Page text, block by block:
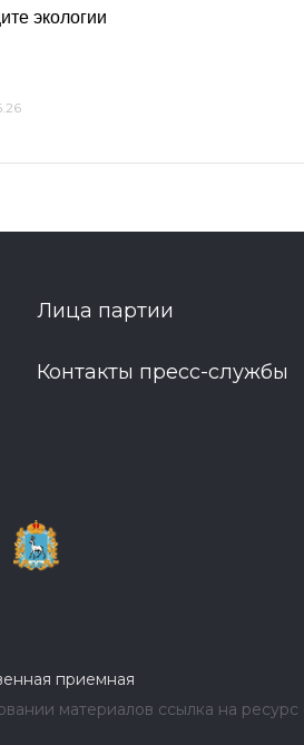
экологии
Лица партии
Контакты пресс-службы
приемная
материалов ссылка на ресурс